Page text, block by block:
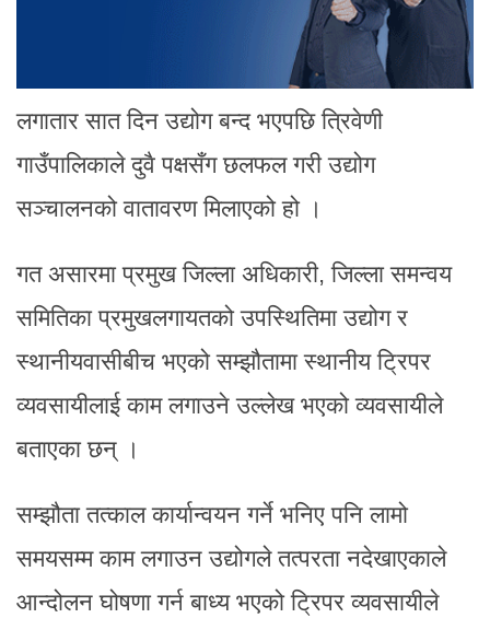
लगातार सात दिन उद्योग बन्द भएपछि त्रिवेणी
गाउँपालिकाले दुवै पक्षसँग छलफल गरी उद्योग
सञ्चालनको वातावरण मिलाएको हो ।
गत असारमा प्रमुख जिल्ला अधिकारी, जिल्ला समन्वय
समितिका प्रमुखलगायतको उपस्थितिमा उद्योग र
स्थानीयवासीबीच भएको सम्झौतामा स्थानीय ट्रिपर
व्यवसायीलाई काम लगाउने उल्लेख भएको व्यवसायीले
बताएका छन् ।
सम्झौता तत्काल कार्यान्वयन गर्ने भनिए पनि लामो
समयसम्म काम लगाउन उद्योगले तत्परता नदेखाएकाले
आन्दोलन घोषणा गर्न बाध्य भएको ट्रिपर व्यवसायीले